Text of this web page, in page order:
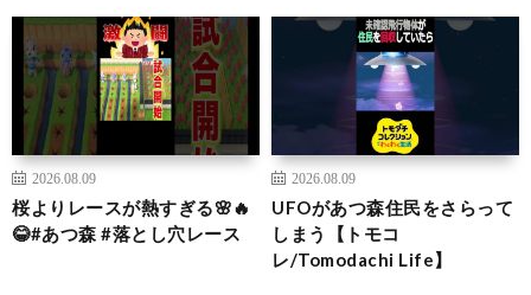
2026.08.09
桜よりレースが熱すぎる🌸🔥
😂#あつ森 #落とし穴レース
2026.08.09
UFOがあつ森住民をさらって
しまう【トモコ
レ/Tomodachi Life】